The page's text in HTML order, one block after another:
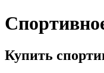
Купить